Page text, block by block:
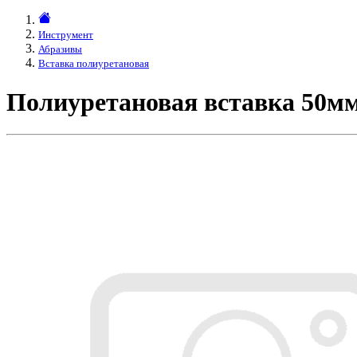
Инструмент
Абразивы
Вставка полиуретановая
Полиуретановая вставка